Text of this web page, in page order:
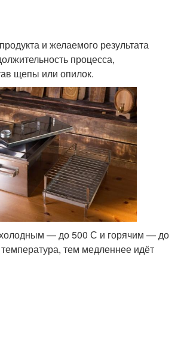
и желаемого результата
процесса,
щепы или опилок.
— до 500 С и горячим — до
тем медленнее идёт